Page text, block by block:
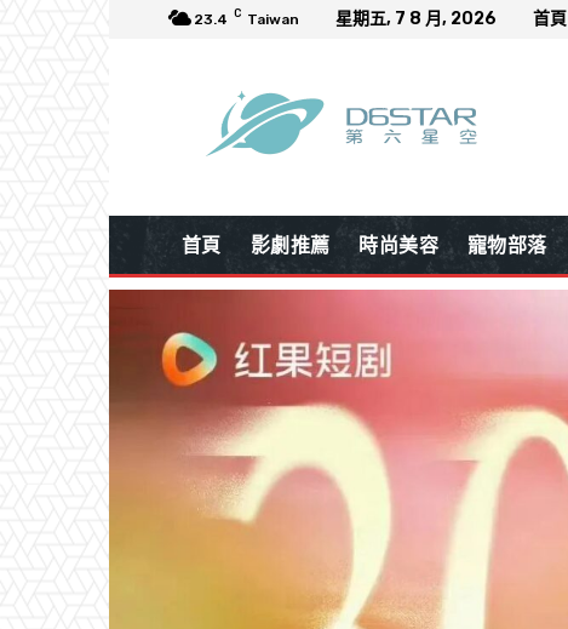
23.4 C Taiwan 星期五, 7 8 月, 2026 首頁
首頁 影劇推薦 時尚美容 寵物部落